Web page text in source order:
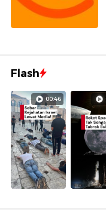
Flash
00:46